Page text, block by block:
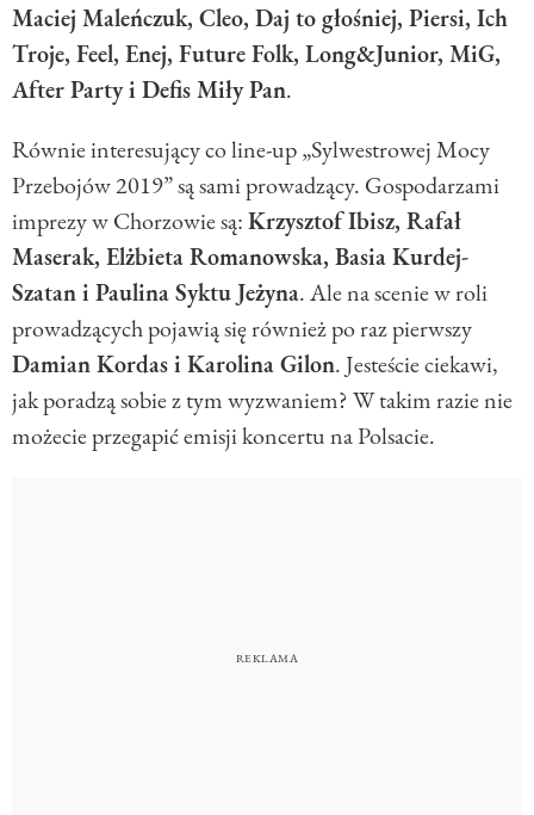
Maciej Maleńczuk, Cleo, Daj to głośniej, Piersi, Ich
Troje, Feel, Enej, Future Folk, Long&Junior, MiG,
After Party i Defis Miły Pan.
Równie interesujący co line-up „Sylwestrowej Mocy
Przebojów 2019” są sami prowadzący. Gospodarzami
imprezy w Chorzowie są:Krzysztof Ibisz, Rafał
Maserak, Elżbieta Romanowska, Basia Kurdej-
Szatan i Paulina Syktu Jeżyna. Ale na scenie w roli
prowadzących pojawią się również po raz pierwszy
Damian Kordas i Karolina Gilon. Jesteście ciekawi,
jak poradzą sobie z tym wyzwaniem? W takim razie nie
możecie przegapić emisji koncertu na Polsacie.